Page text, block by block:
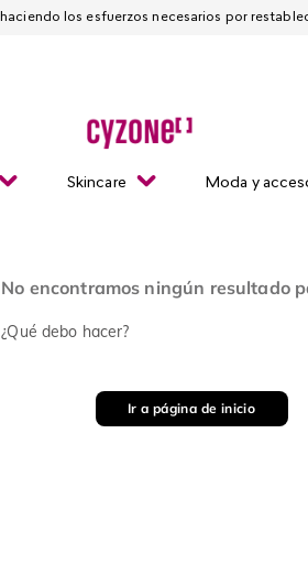
Skincare Moda y
Esta página está suspendida temporalmente. Estamos
No encontramos ningún resultado
¿Qué debo hacer?
Ir a página de inicio